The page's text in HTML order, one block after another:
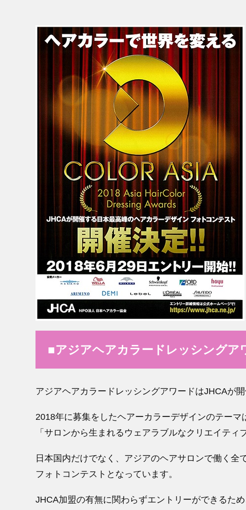
■アジアヘアカラードレッシングア
アジアヘアカラードレッシングアワードはJHCAが開
2018年に募集をしたヘアーカラーデザインのテーマ
「サロンから生まれるウェアラブルなクリエイティ
日本国内だけでなく、アジアのヘアサロンで働く
フォトコンテストとなっています。
JHCA加盟の有無に関わらずエントリーができるた